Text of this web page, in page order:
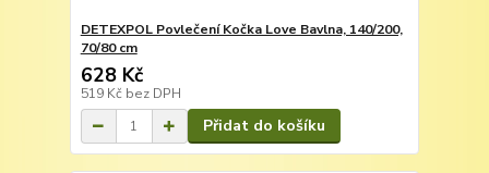
DETEXPOL Povlečení Kočka Love Bavlna, 140/200,
70/80 cm
628 Kč
519 Kč bez DPH
Přidat do košíku